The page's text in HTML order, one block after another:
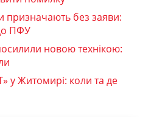
призначають без заяви:
ПФУ
новою технікою:
у Житомирі: коли та де